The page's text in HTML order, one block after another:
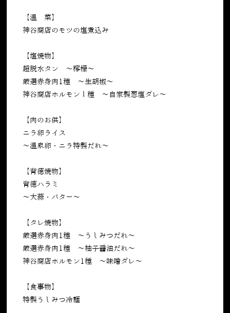
【温 菜】
神谷商店のモツの塩煮込み
【塩焼物】
超脱水タン 〜檸檬〜
厳選赤身肉1種 〜生胡椒〜
神谷商店ホルモン１種 〜自家製葱塩ダレ〜
【肉のお供】
ニラ卵ライス
〜温泉卵・ニラ特製だれ〜
【背徳焼物】
背徳ハラミ
〜大蒜・バター〜
【タレ焼物】
厳選赤身肉1種 〜うしみつだれ〜
厳選赤身肉1種 〜柚子醤油だれ〜
神谷商店ホルモン1種 〜味噌ダレ〜
【食事物】
特製うしみつ冷麺